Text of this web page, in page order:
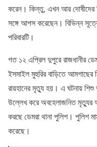
করেন। কিন্তু, এখন আর দোষীদের
সঙ্গে আপস করেছেন। বিভিন্ন
পরিবারটি।
গত ১২ এপ্রিল দুপুরে রাজধানীর
ইসমাইল মুহুরির বাড়িতে আমগাছের
রায়হানের মৃত্যু হয়। এ ঘটনায় শিশু
উল্লেখ করে অবহেলাজনিত মৃত্যুর
করছে ডেমরা থানা পুলিশ। পুলিশ
করেছে।